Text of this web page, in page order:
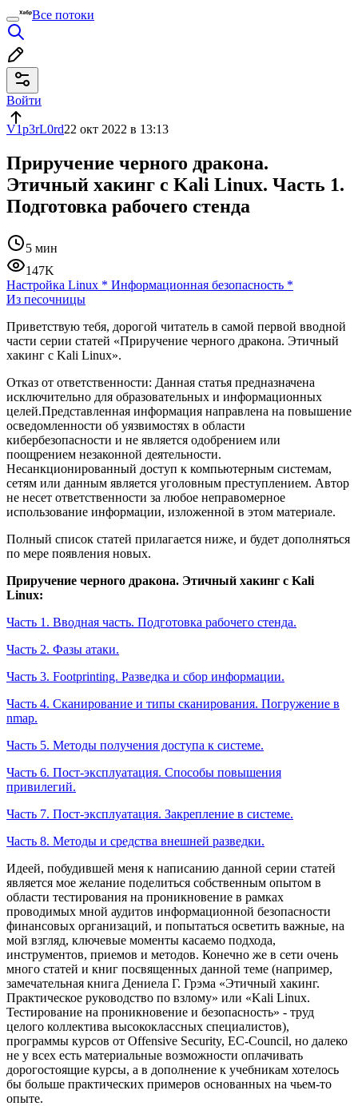
Все потоки
Войти
V1p3rL0rd22 окт 2022 в 13:13
Приручение черного дракона.
Этичный хакинг с Kali Linux. Часть 1.
Подготовка рабочего стенда
5 мин
147K
Настройка Linux * Информационная безопасность *
Из песочницы
Приветствую тебя, дорогой читатель в самой первой вводной
части серии статей «Приручение черного дракона. Этичный
хакинг с Kali Linux».
Отказ от ответственности: Данная статья предназначена
исключительно для образовательных и информационных
целей.​Представленная информация направлена на повышение
осведомленности об уязвимостях в области
кибербезопасности и не является одобрением или
поощрением незаконной деятельности.
Несанкционированный доступ к компьютерным системам,
сетям или данным является уголовным преступлением. Автор
не несет ответственности за любое неправомерное
использование информации, изложенной в этом материале.
Полный список статей прилагается ниже, и будет дополняться
по мере появления новых.
Приручение черного дракона. Этичный хакинг с Kali
Linux:
Часть 1. Вводная часть. Подготовка рабочего стенда.
Часть 2. Фазы атаки.
Часть 3. Footprinting. Разведка и сбор информации.
Часть 4. Сканирование и типы сканирования. Погружение в
nmap.
Часть 5. Методы получения доступа к системе.
Часть 6. Пост-эксплуатация. Способы повышения
привилегий.
Часть 7. Пост-эксплуатация. Закрепление в системе.
Часть 8. Методы и средства внешней разведки.
Идеей, побудившей меня к написанию данной серии статей
является мое желание поделиться собственным опытом в
области тестирования на проникновение в рамках
проводимых мной аудитов информационной безопасности
финансовых организаций, и попытаться осветить важные, на
мой взгляд, ключевые моменты касаемо подхода,
инструментов, приемов и методов. Конечно же в сети очень
много статей и книг посвященных данной теме (например,
замечательная книга Дениела Г. Грэма «Этичный хакинг.
Практическое руководство по взлому» или «Kali Linux.
Тестирование на проникновение и безопасность» - труд
целого коллектива высококлассных специалистов),
программы курсов от Offensive Security, EC-Council, но далеко
не у всех есть материальные возможности оплачивать
дорогостоящие курсы, а в дополнение к учебникам хотелось
бы больше практических примеров основанных на чьем-то
опыте.